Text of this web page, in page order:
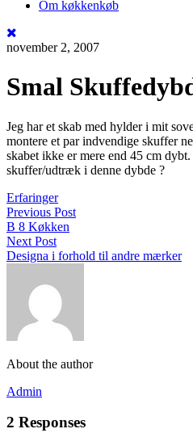
Om køkkenkøb
november 2, 2007
Smal
Jeg har et skab med hylder i mit
montere et par indvendige skuffer
skabet ikke er mere end 45 cm
skuffer/udtræk i denne dybde ?
Erfaringer
Previous Post
B 8 Køkken
Next Post
Designa i forhold til andre mærker
About the author
Admin
2 Responses